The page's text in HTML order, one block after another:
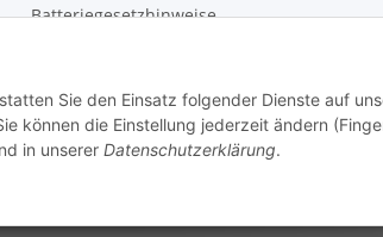
Sie den Einsatz folgender Dienste auf
können die Einstellung jederzeit ändern
in unserer Datenschutzerklärung.
Batteriegesetzhinweise